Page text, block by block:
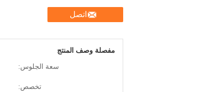
اتصل
مفصلة وصف المنتج
سعة الجلوس:
تخصص: